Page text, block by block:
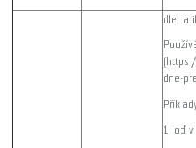
dle
dne-
1 loď